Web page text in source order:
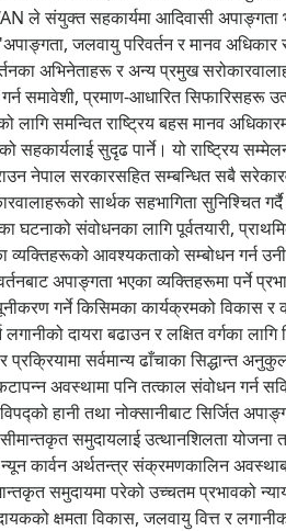
ले संयुक्त सहकार्यमा आदिवासी अपाङ्गता
जलवायु परिवर्तन र मानव
अभिनेताहरू र अन्य प्रमुख
समावेशी, प्रमाण-आधारित सिफारिसहरू
लागि समन्वित राष्ट्रिय बहस मानव
सहकार्यलाई सुदृढ पार्ने। यो राष्ट्रिय
नेपाल सरकारसहित सम्बन्धित सबै
सार्थक सहभागिता सुनिश्चित
संवोधनका लागि पूर्वतयारी,
व्यक्तिहरूको आवश्यकताको सम्बोधन गर्न
अपाङ्गता भएका व्यक्तिहरूमा पर्ने
गर्ने किसिमका कार्यक्रमको विकास
दायरा बढाउन र लक्षित वर्गका
सर्वमान्य ढाँचाका सिद्धान्त
अवस्थामा पनि तत्काल संवोधन गर्न
हानी तथा नोक्सानीबाट सिर्जित
समुदायलाई उत्थानशिलता योजना
कार्वन अर्थतन्त्र संक्रमणकालिन
समुदायमा परेको उच्चतम प्रभावको
क्षमता विकास, जलवायु वित्त र